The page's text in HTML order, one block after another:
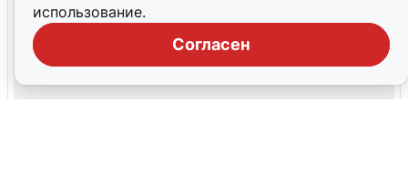
использование.
Согласен